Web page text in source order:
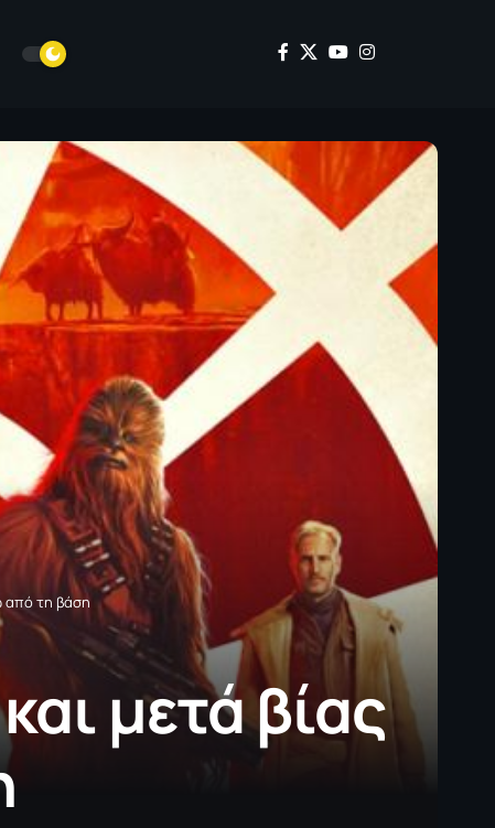
από τη βάση
μετά βίας